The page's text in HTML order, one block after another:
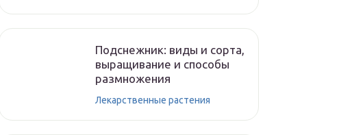
Подснежник: виды и сорта,
выращивание и способы
размножения
Лекарственные растения